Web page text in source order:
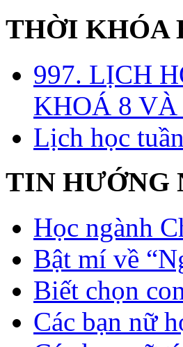
THỜI KHÓA
997. LỊCH
KHOÁ 8 VÀ
Lịch học
TIN HƯỚNG
Học ngành
Bật mí về
Biết chọn
Các bạn nữ